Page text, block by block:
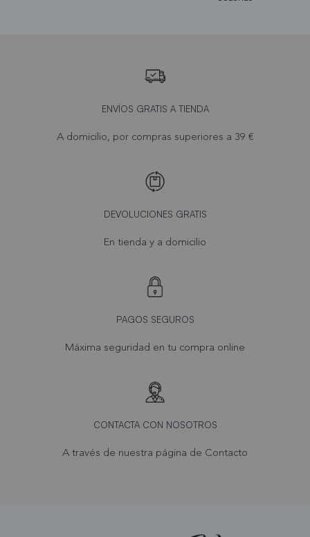
ENVÍOS GRATIS A TIENDA
A domicilio, por compras superiores a 39 €
DEVOLUCIONES GRATIS
En tienda y a domicilio
PAGOS SEGUROS
Máxima seguridad en tu compra online
CONTACTA CON NOSOTROS
A través de nuestra página de Contacto